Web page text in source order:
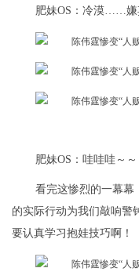
肥妹OS：冷漠……
肥妹OS：哇哇哇～～
看完这惨烈的一幕幕
的实际行动为我们敲响警
要认真学习抱娃技巧啊！